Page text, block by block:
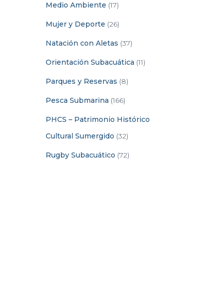
Medio Ambiente (17)
Mujer y Deporte (26)
Natación con Aletas (37)
Orientación Subacuática (11)
Parques y Reservas (8)
Pesca Submarina (166)
PHCS – Patrimonio Histórico
Cultural Sumergido (32)
Rugby Subacuático (72)